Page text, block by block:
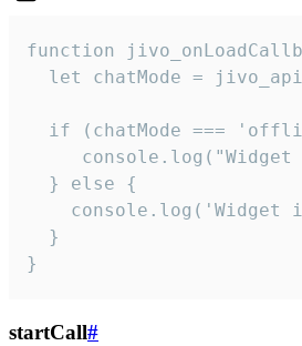
function
let chatMode =
if (chatMode ===
console.log("Widget
  } else {
console.log('Widget
  }
}
startCall#